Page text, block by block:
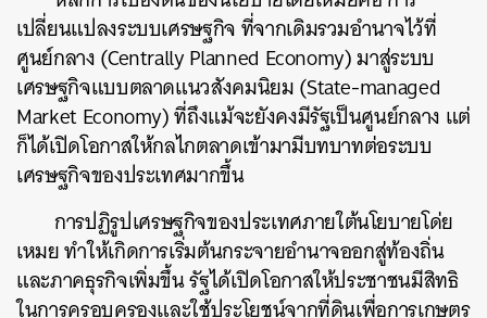
เปลี่ยนแปลงระบบเศรษฐกิจ ที่จากเดิมรวมอำนาจไว้ที่
ศูนย์กลาง (Centrally Planned Economy) มาสู่ระบบ
เศรษฐกิจแบบตลาดแนวสังคมนิยม (State-managed
Market Economy) ที่ถึงแม้จะยังคงมีรัฐเป็นศูนย์กลาง แต่
ก็ได้เปิดโอกาสให้กลไกตลาดเข้ามามีบทบาทต่อระบบ
เศรษฐกิจของประเทศมากขึ้น
การปฏิรูปเศรษฐกิจของประเทศภายใต้นโยบายโด่ย
เหมย ทำให้เกิดการเริ่มต้นกระจายอำนาจออกสู่ท้องถิ่น
และภาคธุรกิจเพิ่มขึ้น รัฐได้เปิดโอกาสให้ประชาชนมีสิทธิ
ในการครอบครองและใช้ประโยชน์จากที่ดินเพื่อการเกษตร